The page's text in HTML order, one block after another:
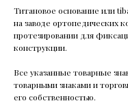
Титановое основание или
на заводе ортопедических
протезировании для
конструкции.
Все указанные товарные
товарными знаками и
его собственностью.